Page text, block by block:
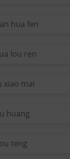
hua fen
lou ren
xiao mai
huang
teng